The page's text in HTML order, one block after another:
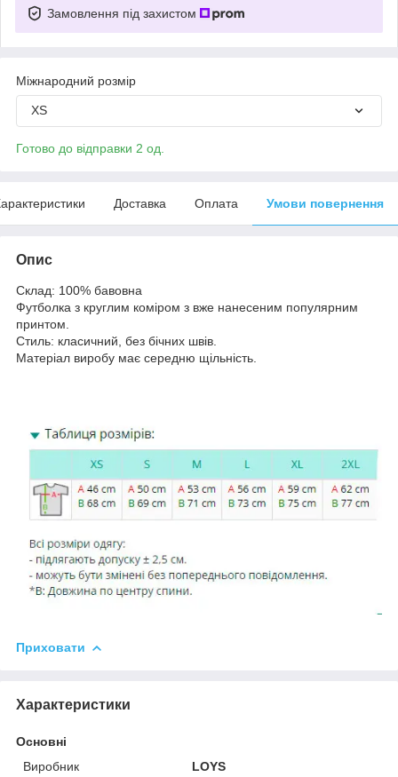
Замовлення під захистом
Міжнародний розмір
XS
Готово до відправки 2 од.
Доставка Оплата Умови повернення
Опис
Склад: 100% бавовна
Футболка з круглим коміром з вже нанесеним популярним
принтом.
Стиль: класичний, без бічних швів.
Матеріал виробу має середню щільність.
Приховати
Характеристики
Основні
Виробник
LOYS